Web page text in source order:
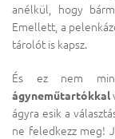
anélkül, hogy
Emellett, a
tárolót is kapsz.
És ez nem
ágyneműtartókkal
ágyra esik a
ne feledkezz meg!